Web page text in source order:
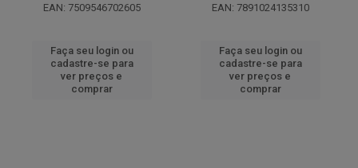
EAN: 7509546702605
Faça seu login ou
cadastre-se para
ver preços e
comprar
EAN: 7891024135310
Faça seu login ou
cadastre-se para
ver preços e
comprar